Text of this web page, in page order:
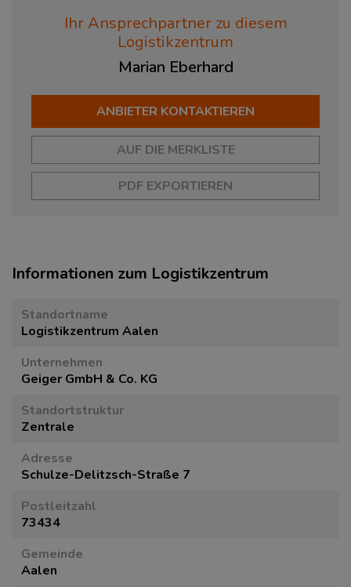
Ihr Ansprechpartner zu diesem
Logistikzentrum
Marian Eberhard
ANBIETER KONTAKTIEREN
AUF DIE MERKLISTE
PDF EXPORTIEREN
Informationen zum Logistikzentrum
Standortname
Logistikzentrum Aalen
Unternehmen
Geiger GmbH & Co. KG
Standortstruktur
Zentrale
Adresse
Schulze-Delitzsch-Straße 7
Postleitzahl
73434
Gemeinde
Aalen